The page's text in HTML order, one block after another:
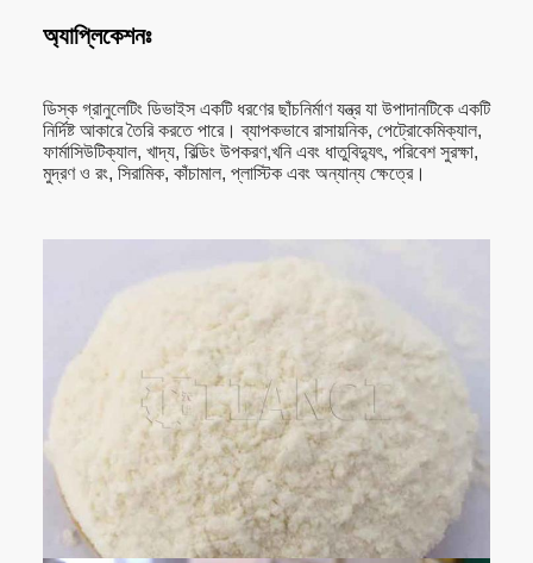
অ্যাপ্লিকেশনঃ
ডিস্ক গ্রানুলেটিং ডিভাইস একটি ধরণের ছাঁচনির্মাণ যন্ত্র যা উপাদানটিকে একটি
নির্দিষ্ট আকারে তৈরি করতে পারে। ব্যাপকভাবে রাসায়নিক, পেট্রোকেমিক্যাল,
ফার্মাসিউটিক্যাল, খাদ্য, বিল্ডিং উপকরণ,খনি এবং ধাতুবিদ্যুৎ, পরিবেশ সুরক্ষা,
মুদ্রণ ও রং, সিরামিক, কাঁচামাল, প্লাস্টিক এবং অন্যান্য ক্ষেত্রে।